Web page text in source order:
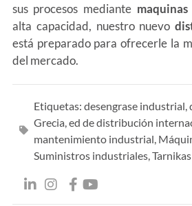
sus procesos mediante
alta capacidad, nuestro nuevo
está preparado para ofrecerle la
del mercado.
Etiquetas: desengrase industrial
Grecia ed de distribución
mantenimiento industrial
Suministros industriales, Tarnikas